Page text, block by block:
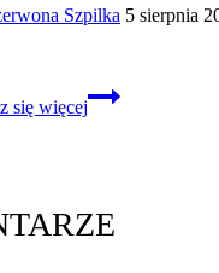
Szpilka 5 sierpnia
się więcej
Kobiety
Łękawa